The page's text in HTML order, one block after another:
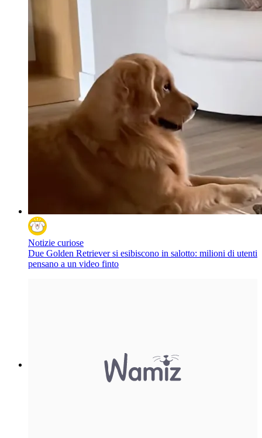
Notizie curiose
Due Golden Retriever si esibiscono in salotto: milioni di utenti
pensano a un video finto